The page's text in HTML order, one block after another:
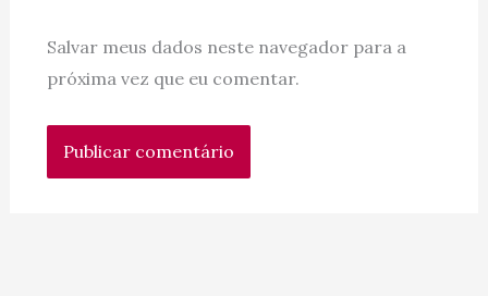
Salvar meus dados neste navegador para a
próxima vez que eu comentar.